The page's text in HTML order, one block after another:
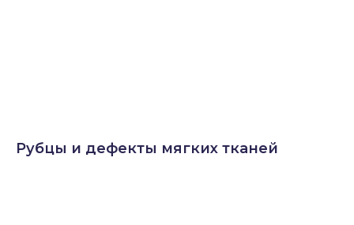
Рубцы и дефекты мягких тканей